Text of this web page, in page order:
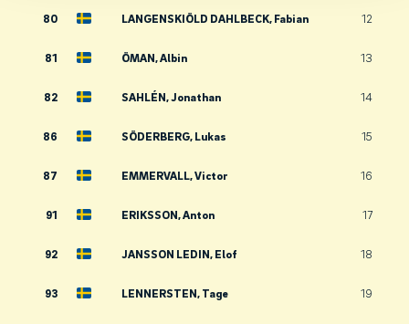
80 LANGENSKIÖLD DAHLBECK, Fabian 12
81 ÖMAN, Albin 13
82 SAHLÉN, Jonathan 14
86 SÖDERBERG, Lukas 15
87 EMMERVALL, Victor 16
91 ERIKSSON, Anton 17
92 JANSSON LEDIN, Elof 18
93 LENNERSTEN, Tage 19